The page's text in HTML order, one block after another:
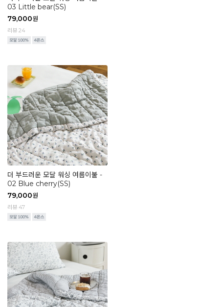
03 Little bear(SS)
79,000원
리뷰 24
더 부드러운 모달 워싱 여름이불 -
02 Blue cherry(SS)
79,000원
리뷰 47